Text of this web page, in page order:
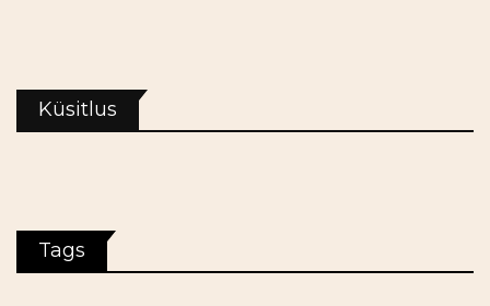
Küsitlus
Tags